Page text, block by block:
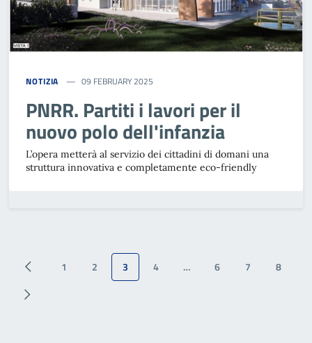
NOTIZIA 09 FEBRUARY 2025
PNRR. Partiti i lavori per il
nuovo polo dell'infanzia
L’opera metterà al servizio dei cittadini di domani una
struttura innovativa e completamente eco-friendly
1 2 3 4 … 6 7 8